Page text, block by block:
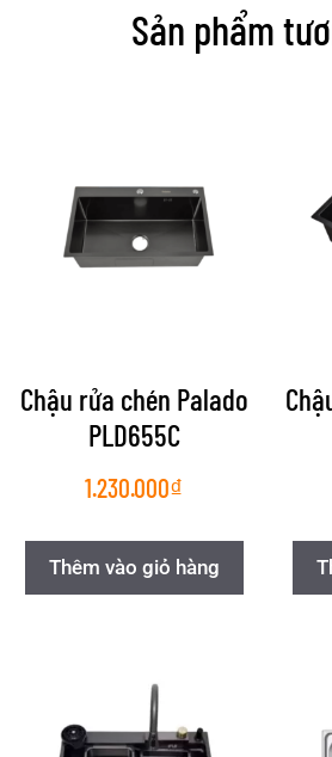
Sản phẩm
Chậu rửa chén Palado
PLD655C
1.230.000₫
Thêm vào giỏ hàng